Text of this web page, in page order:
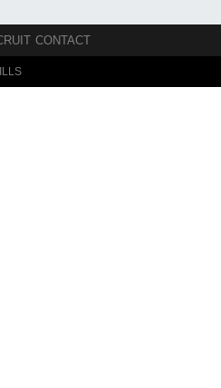
CONTACT